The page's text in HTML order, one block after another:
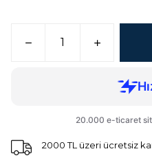
2000 TL üzeri ücretsiz